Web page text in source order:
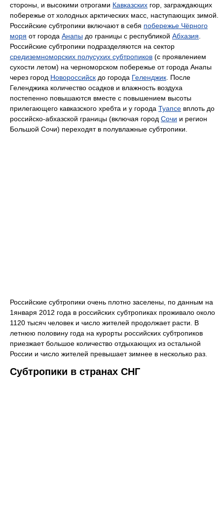
стороны, и высокими отрогами Кавказских гор, заграждающих
побережье от холодных арктических масс, наступающих зимой.
Российские субтропики включают в себя побережье Чёрного
моря от города Анапы до границы с республикой Абхазия
Российские субтропики подразделяются на сектор
средиземноморских полусухих субтропиков (с проявлением
сухости летом) на черноморском побережье от города Анапы
через город Новороссийск до города Геленджик . После
Геленджика количество осадков и влажность воздуха
постепенно повышаются вместе с повышением высоты
прилегающего кавказского хребта и у города Туапсе вплоть до
российско-абхазской границы (включая город Сочи и регион
Большой Сочи) переходят в полувлажные субтропики.
Российские субтропики очень плотно заселены, по данным на
1января 2012 года в российских субтропиках проживало около
1120 тысяч человек и число жителей продолжает расти. В
летнюю половину года на курорты российских субтропиков
приезжает большое количество отдыхающих из остальной
России и число жителей превышает зимнее в несколько раз.
Субтропики в странах СНГ